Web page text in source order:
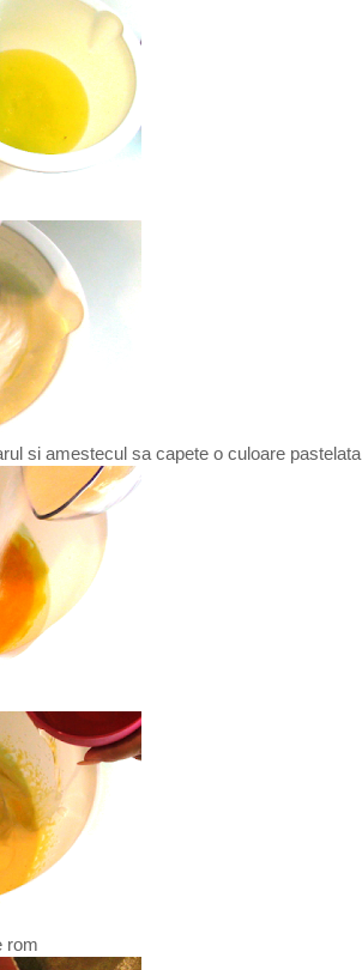
si amestecul sa capete o culoare pastelata
rom